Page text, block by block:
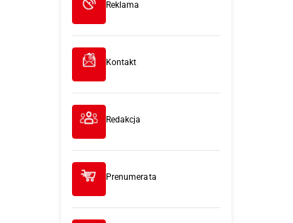
Reklama
Kontakt
Redakcja
Prenumerata